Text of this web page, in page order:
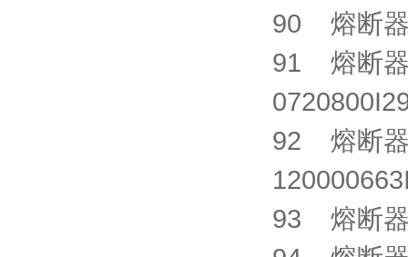
90 熔断器
91 熔断器
92 熔断器
93 熔断器